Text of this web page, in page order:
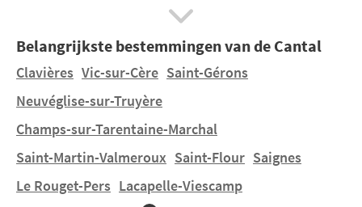
Franse kazen, voor u de 140 kilometer wandeltochten
opcamping in de Cantal, zult u schilderachtige
dorpen ontdekken, in het hart van het Centraal
Massief, zoals Salers of Tournemire, die hun deuren
voor u openen met het typische enthousiasme van de
Auvergne. BezoekAurillacenSaint-Flour
Belangrijkste bestemmingen van de Cantal
Clavières Vic-sur-Cère Saint-Gérons
Neuvéglise-sur-Truyère
Champs-sur-Tarentaine-Marchal
Saint-Martin-Valmeroux Saint-Flour Saignes
Le Rouget-Pers Lacapelle-Viescamp